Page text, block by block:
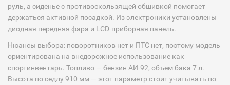
руль, а сиденье с противоскользящей обшивкой помогает
держаться активной посадкой. Из электроники установлены
диодная передняя фара и LCD-приборная панель.
Нюансы выбора: поворотников нет и ПТС нет, поэтому модель
ориентирована на внедорожное использование как
спортинвентарь. Топливо — бензин АИ-92, объем бака 7 л.
Высота по седлу 910 мм — этот параметр стоит учитывать по